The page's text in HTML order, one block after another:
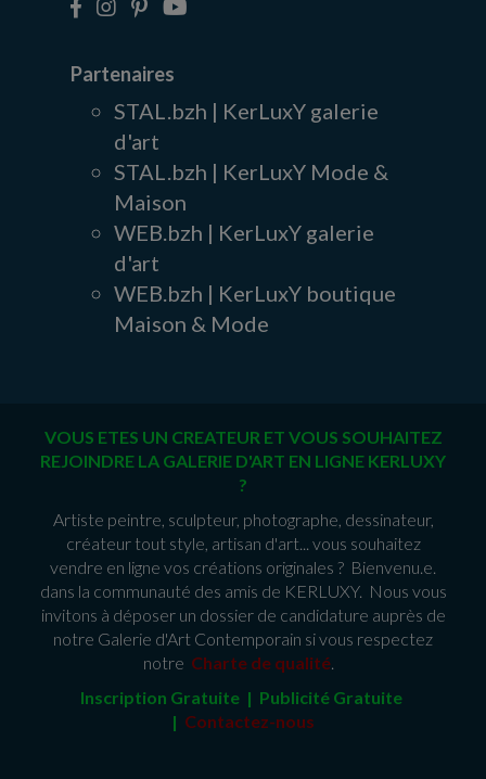
Partenaires
STAL.bzh | KerLuxY galerie
d'art
STAL.bzh | KerLuxY Mode &
Maison
WEB.bzh | KerLuxY galerie
d'art
WEB.bzh | KerLuxY boutique
Maison & Mode
VOUS ETES UN CREATEUR ET VOUS SOUHAITEZ
REJOINDRE LA GALERIE D'ART EN LIGNE KERLUXY
?
Artiste peintre, sculpteur, photographe, dessinateur,
créateur tout style, artisan d'art... vous souhaitez
vendre en ligne vos créations originales ? Bienvenu.e.
dans la communauté des amis de KERLUXY. Nous vous
invitons à déposer un dossier de candidature auprès de
notre Galerie d'Art Contemporain si vous respectez
notre Charte de qualité.
Inscription Gratuite | Publicité Gratuite
| Contactez-nous